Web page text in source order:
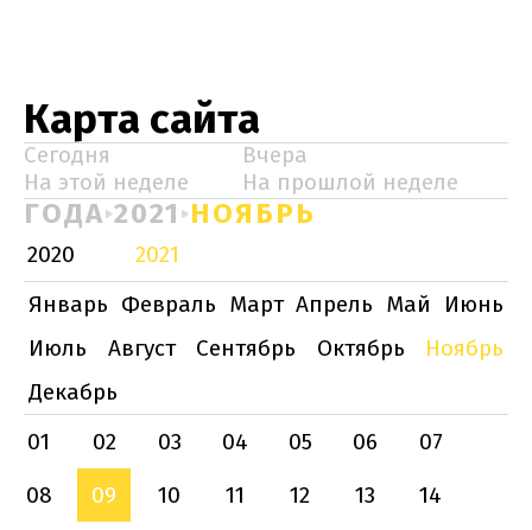
Карта сайта
Сегодня
Вчера
На этой неделе
На прошлой неделе
ГОДА 2021 НОЯБРЬ
2020
2021
Январь Февраль Март Апрель Май
Июнь
Июль
Август Сентябрь Октябрь
Ноябрь
Декабрь
01
02 03 04 05 06
07
08
09 10 11 12 13
14